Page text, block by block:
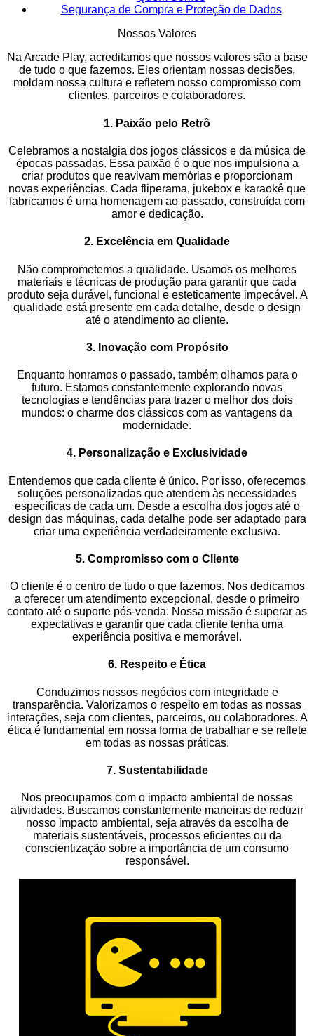
Segurança de Compra e Proteção de Dados
Nossos Valores
Na Arcade Play, acreditamos que nossos valores são a base
de tudo o que fazemos. Eles orientam nossas decisões,
moldam nossa cultura e refletem nosso compromisso com
clientes, parceiros e colaboradores.
1. Paixão pelo Retrô
Celebramos a nostalgia dos jogos clássicos e da música de
épocas passadas. Essa paixão é o que nos impulsiona a
criar produtos que reavivam memórias e proporcionam
novas experiências. Cada fliperama, jukebox e karaokê que
fabricamos é uma homenagem ao passado, construída com
amor e dedicação.
2. Excelência em Qualidade
Não comprometemos a qualidade. Usamos os melhores
materiais e técnicas de produção para garantir que cada
produto seja durável, funcional e esteticamente impecável. A
qualidade está presente em cada detalhe, desde o design
até o atendimento ao cliente.
3. Inovação com Propósito
Enquanto honramos o passado, também olhamos para o
futuro. Estamos constantemente explorando novas
tecnologias e tendências para trazer o melhor dos dois
mundos: o charme dos clássicos com as vantagens da
modernidade.
4. Personalização e Exclusividade
Entendemos que cada cliente é único. Por isso, oferecemos
soluções personalizadas que atendem às necessidades
específicas de cada um. Desde a escolha dos jogos até o
design das máquinas, cada detalhe pode ser adaptado para
criar uma experiência verdadeiramente exclusiva.
5. Compromisso com o Cliente
O cliente é o centro de tudo o que fazemos. Nos dedicamos
a oferecer um atendimento excepcional, desde o primeiro
contato até o suporte pós-venda. Nossa missão é superar as
expectativas e garantir que cada cliente tenha uma
experiência positiva e memorável.
6. Respeito e Ética
Conduzimos nossos negócios com integridade e
transparência. Valorizamos o respeito em todas as nossas
interações, seja com clientes, parceiros, ou colaboradores. A
ética é fundamental em nossa forma de trabalhar e se reflete
em todas as nossas práticas.
7. Sustentabilidade
Nos preocupamos com o impacto ambiental de nossas
atividades. Buscamos constantemente maneiras de reduzir
nosso impacto ambiental, seja através da escolha de
materiais sustentáveis, processos eficientes ou da
conscientização sobre a importância de um consumo
responsável.